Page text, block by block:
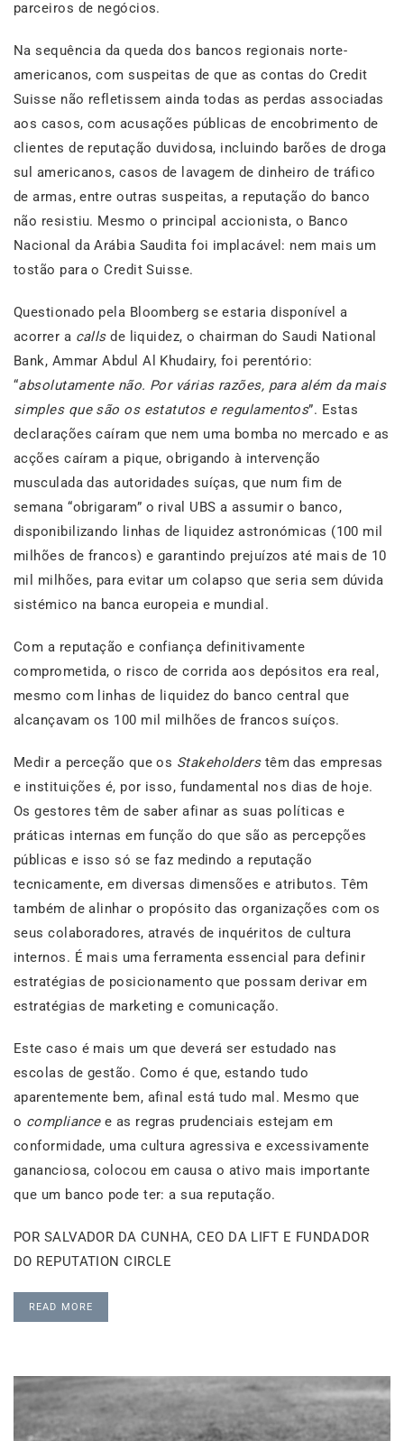
parceiros de negócios.
Na sequência da queda dos bancos regionais norte-
americanos, com suspeitas de que as contas do Credit
Suisse não refletissem ainda todas as perdas associadas
aos casos, com acusações públicas de encobrimento de
clientes de reputação duvidosa, incluindo barões de droga
sul americanos, casos de lavagem de dinheiro de tráfico
de armas, entre outras suspeitas, a reputação do banco
não resistiu. Mesmo o principal accionista, o Banco
Nacional da Arábia Saudita foi implacável: nem mais um
tostão para o Credit Suisse.
Questionado pela Bloomberg se estaria disponível a
acorrer a callsde liquidez, o chairman do Saudi National
Bank, Ammar Abdul Al Khudairy, foi perentório:
“absolutamente não. Por várias razões, para além da mais
simples que são os estatutos e regulamentos”. Estas
declarações caíram que nem uma bomba no mercado e as
acções caíram a pique, obrigando à intervenção
musculada das autoridades suíças, que num fim de
semana “obrigaram” o rival UBS a assumir o banco,
disponibilizando linhas de liquidez astronómicas (100 mil
milhões de francos) e garantindo prejuízos até mais de 10
mil milhões, para evitar um colapso que seria sem dúvida
sistémico na banca europeia e mundial.
Com a reputação e confiança definitivamente
comprometida, o risco de corrida aos depósitos era real,
mesmo com linhas de liquidez do banco central que
alcançavam os 100 mil milhões de francos suíços.
Medir a perceção que os Stakeholderstêm das empresas
e instituições é, por isso, fundamental nos dias de hoje.
Os gestores têm de saber afinar as suas políticas e
práticas internas em função do que são as percepções
públicas e isso só se faz medindo a reputação
tecnicamente, em diversas dimensões e atributos. Têm
também de alinhar o propósito das organizações com os
seus colaboradores, através de inquéritos de cultura
internos. É mais uma ferramenta essencial para definir
estratégias de posicionamento que possam derivar em
estratégias de marketing e comunicação.
Este caso é mais um que deverá ser estudado nas
escolas de gestão. Como é que, estando tudo
aparentemente bem, afinal está tudo mal. Mesmo que
o compliance e as regras prudenciais estejam em
conformidade, uma cultura agressiva e excessivamente
gananciosa, colocou em causa o ativo mais importante
que um banco pode ter: a sua reputação.
POR SALVADOR DA CUNHA, CEO DA LIFT E FUNDADOR
DO REPUTATION CIRCLE
READ MORE